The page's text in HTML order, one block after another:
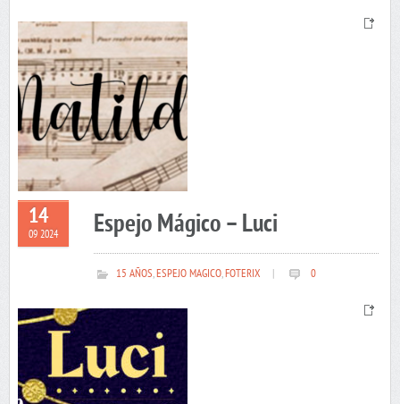
14
09 2024 Espejo Mágico – Luci
15 AÑOS,ESPEJO MAGICO,FOTERIX 0